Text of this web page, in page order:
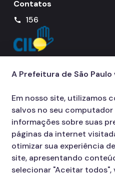
Contatos
call 156
A Prefeitura de São
Em nosso site, utilizamos
salvos no seu
informações sobre suas
páginas da internet
otimizar sua experiência
site, apresentando
selecionar "Aceitar